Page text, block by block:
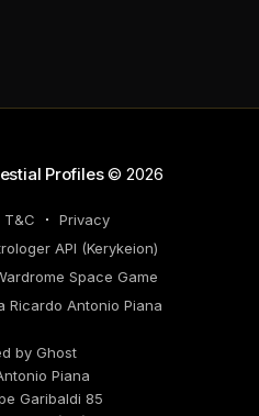
che incapsuli la
Profiles© 2026
T&C
Privacy
API (Kerykeion)
Space Game
Antonio Piana
by Ghost
Piana
Garibaldi 85